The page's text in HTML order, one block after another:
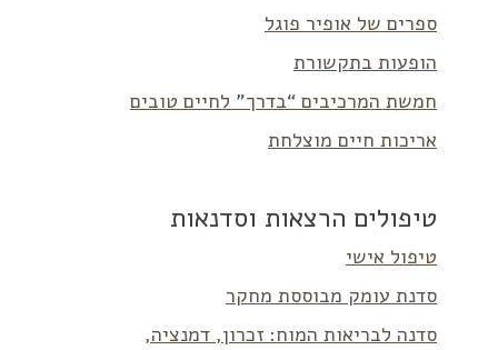
ספרים של אופיר פוגל
הופעות בתקשורת
חמשת המרכיבים “בדרך” לחיים טובים
אריכות חיים מוצלחת
טיפולים הרצאות וסדנאות
טיפול אישי
סדנת עומק מבוססת מחקר
סדנה לבריאות המוח: זכרון, דמנציה,